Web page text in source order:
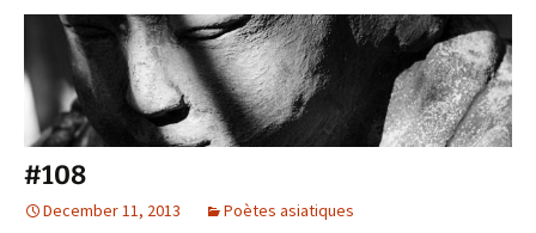
#108
December 11, 2013 Poètes asiatiques